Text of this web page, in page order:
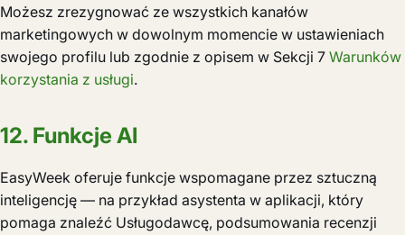
Możesz zrezygnować ze wszystkich kanałów
marketingowych w dowolnym momencie w ustawieniach
swojego profilu lub zgodnie z opisem w Sekcji 7 Warunków
korzystania z usługi.
12. Funkcje AI
EasyWeek oferuje funkcje wspomagane przez sztuczną
inteligencję — na przykład asystenta w aplikacji, który
pomaga znaleźć Usługodawcę, podsumowania recenzji